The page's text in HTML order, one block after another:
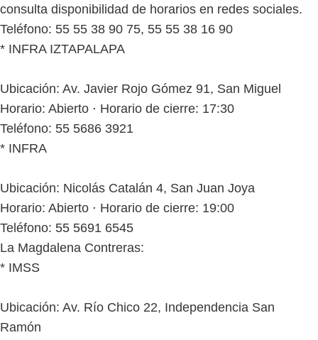
consulta disponibilidad de horarios en redes sociales.
Teléfono: 55 55 38 90 75, 55 55 38 16 90
* INFRA IZTAPALAPA
Ubicación: Av. Javier Rojo Gómez 91, San Miguel
Horario: Abierto ⋅ Horario de cierre: 17:30
Teléfono: 55 5686 3921
* INFRA
Ubicación: Nicolás Catalán 4, San Juan Joya
Horario: Abierto ⋅ Horario de cierre: 19:00
Teléfono: 55 5691 6545
La Magdalena Contreras:
* IMSS
Ubicación: Av. Río Chico 22, Independencia San
Ramón